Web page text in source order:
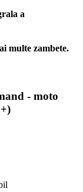
a
multe zambete.
- moto